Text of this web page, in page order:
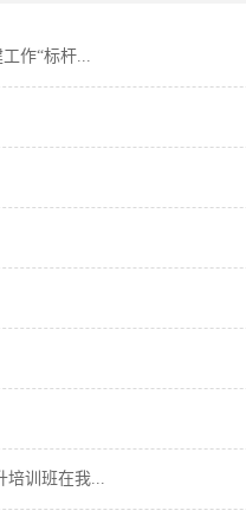
作“标杆...
培训班在我...